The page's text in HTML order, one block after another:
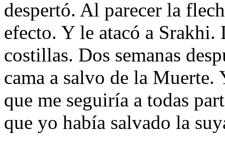
despertó. Al parecer la
efecto. Y le atacó a Srakhi.
costillas. Dos semanas
cama a salvo de la
que me seguiría a todas
que yo había salvado la